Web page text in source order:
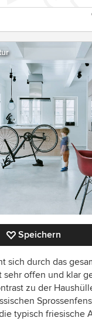
Speichern
sich durch das
sehr offen und klar
zu der
typisch friesische